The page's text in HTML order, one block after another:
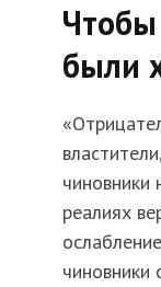
были
чиновники
реалиях
чиновники